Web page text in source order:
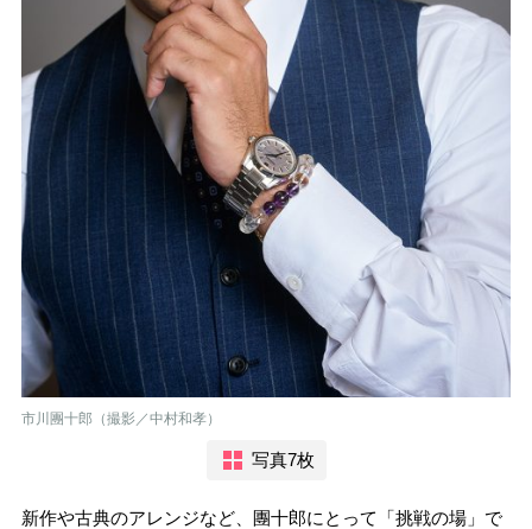
市川團十郎（撮影／中村和孝）
写真7枚
新作や古典のアレンジなど、團十郎にとって「挑戦の場」で